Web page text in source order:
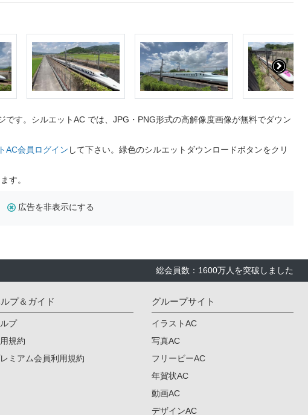
す。シルエットAC では、JPG・PNG形式の高解像度画像が無料でダウン
AC会員ログイン して下さい。緑色のシルエットダウンロードボタンをクリ
す。
広告を非表示にする
総会員数：1600万人を突破しました
プ＆ガイド
プ
規約
ミアム会員利用規約
グループサイト
イラストAC
写真AC
フリービーAC
年賀状AC
動画AC
デザインAC